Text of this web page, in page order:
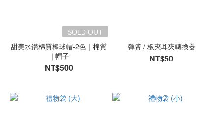
SOLD OUT
甜美水鑽棉質棒球帽-2色｜棉質
｜帽子
NT$500
彈簧 / 板夾耳夾轉換器
NT$50